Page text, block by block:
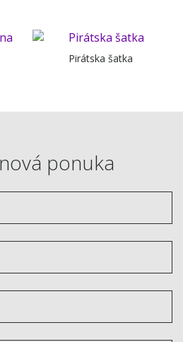
Pirátska šatka
ponuka